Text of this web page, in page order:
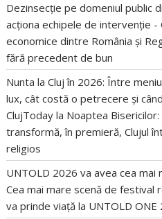
Dezinsecție pe domeniul public
acționa echipele de intervenție -
economice dintre România și
fără precedent de bun
Nunta la Cluj în 2026: Între
lux, cât costă o petrecere și
ClujToday la Noaptea
transformă, în premieră, Clujul
religios
UNTOLD 2026 va avea cea mai
Cea mai mare scenă de festival
va prinde viață la UNTOLD ONE